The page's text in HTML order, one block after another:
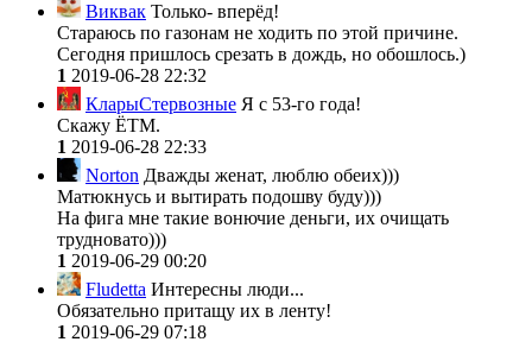
Виквак Только- вперёд!
Стараюсь по газонам не ходить по этой причине.
Сегодня пришлось срезать в дождь, но обошлось.)
1 2019-06-28 22:32
КларыСтервозные Я с 53-го года!
Скажу ЁТМ.
1 2019-06-28 22:33
Norton Дважды женат, люблю обеих)))
Матюкнусь и вытирать подошву буду)))
На фига мне такие вонючие деньги, их очищать
трудновато)))
1 2019-06-29 00:20
Fludetta Интересны люди...
Обязательно притащу их в ленту!
1 2019-06-29 07:18